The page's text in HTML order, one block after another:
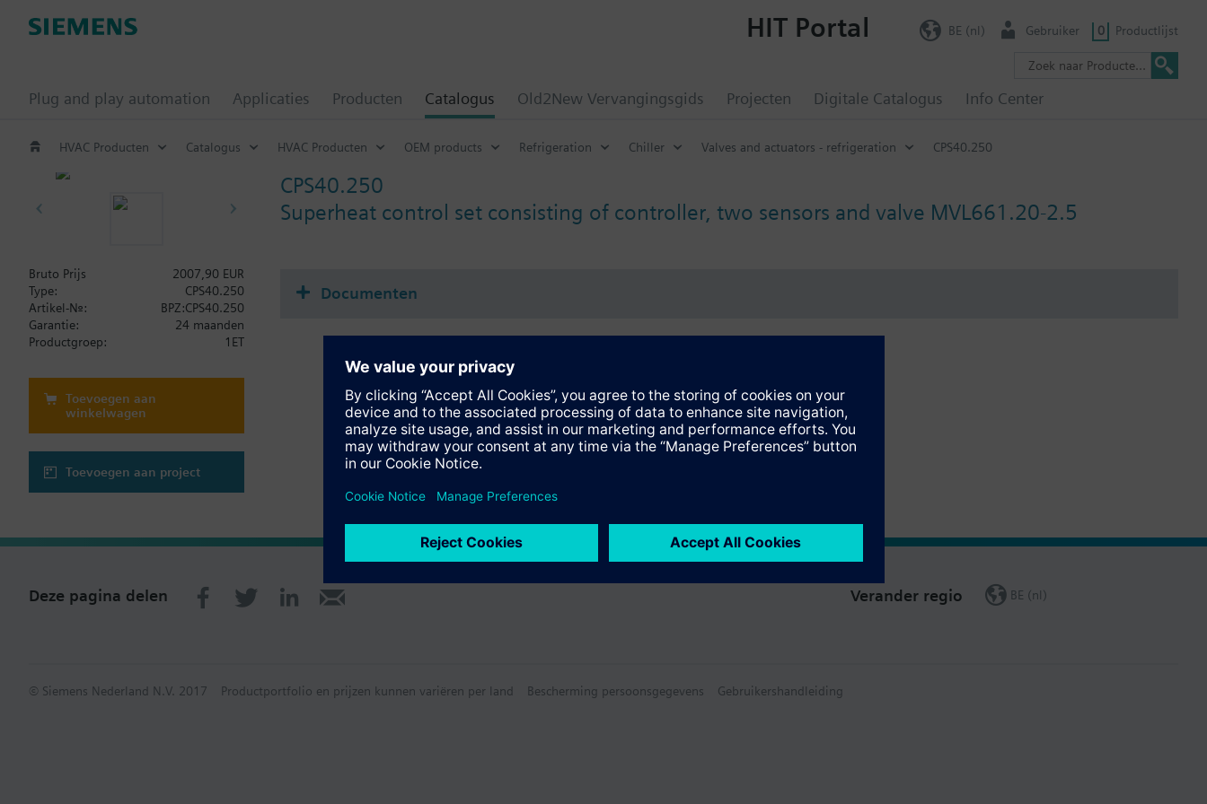
Plug and play automation Applicaties Producten Catalogus Old2New Vervangingsgids Projecten Digitale Catalogus Info Center
HIT Portal BE (nl) Gebruiker 0 Productlijst
HVAC Producten Catalogus HVAC Producten OEM products Refrigeration Chiller Valves and actuators - refrigeration CPS40.250
CPS40.250
Superheat control set consisting of controller, two sensors and valve MVL661.20-2.5
Bruto Prijs
2007,90 EUR
Type:
CPS40.250
Artikel-Nr.:
BPZ:CPS40.250
Garantie:
24 maanden
Productgroep:
1ET
Toevoegen aan
winkelwagen
Toevoegen aan project
Documenten
Deze pagina delen Verander regio BE (nl)
© Siemens Nederland N.V. 2017 Productportfolio en prijzen kunnen variëren per land Bescherming persoonsgegevens Gebruikershandleiding